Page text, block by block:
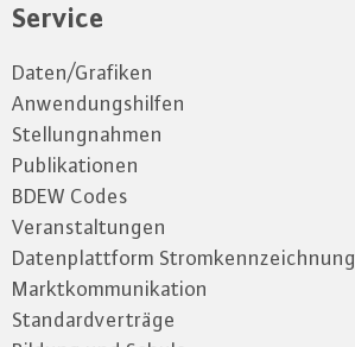
Service
Daten/Grafiken
Anwendungshilfen
Stellungnahmen
Publikationen
BDEW Codes
Veranstaltungen
Datenplattform Stromkennzeichnung
Marktkommunikation
Standardverträge